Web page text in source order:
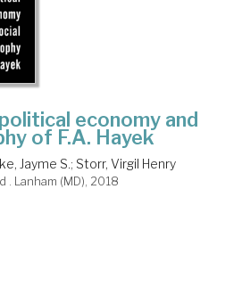
economy and
of F.A. Hayek
Jayme S.; Storr, Virgil Henry
. Lanham (MD), 2018